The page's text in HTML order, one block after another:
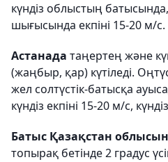
күндіз облыстың батысында,
шығысында екпіні 15-20 м/с.
Астанада таңертең және
(жаңбыр, қар) күтіледі.
жел солтүстік-батысқа
күндіз екпіні 15-20 м/с,
Батыс Қазақстан
топырақ бетінде 2 градус